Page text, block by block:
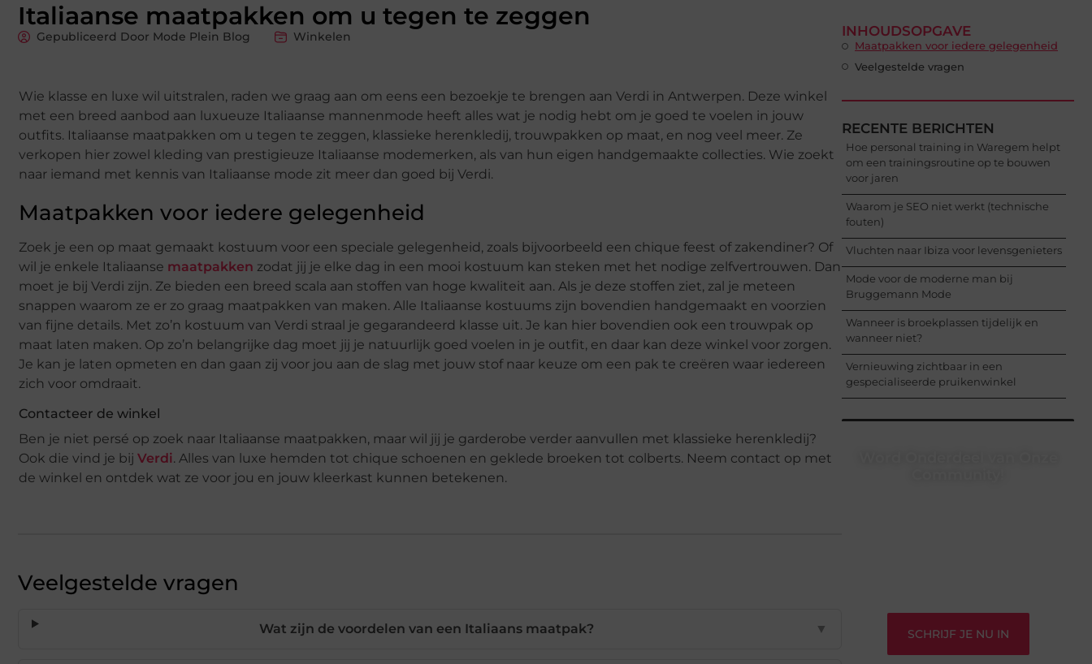
Italiaanse maatpakken om u tegen te zeggen
Gepubliceerd Door Mode Plein Blog Winkelen
Wie klasse en luxe wil uitstralen, raden we graag aan om eens een bezoekje te brengen aan Verdi in Antwerpen. Deze winkel
met een breed aanbod aan luxueuze Italiaanse mannenmode heeft alles wat je nodig hebt om je goed te voelen in jouw
outfits. Italiaanse maatpakken om u tegen te zeggen, klassieke herenkledij, trouwpakken op maat, en nog veel meer. Ze
verkopen hier zowel kleding van prestigieuze Italiaanse modemerken, als van hun eigen handgemaakte collecties. Wie zoekt
naar iemand met kennis van Italiaanse mode zit meer dan goed bij Verdi.
Maatpakken voor iedere gelegenheid
Zoek je een op maat gemaakt kostuum voor een speciale gelegenheid, zoals bijvoorbeeld een chique feest of zakendiner? Of
wil je enkele Italiaanse maatpakken zodat jij je elke dag in een mooi kostuum kan steken met het nodige zelfvertrouwen. Dan
moet je bij Verdi zijn. Ze bieden een breed scala aan stoffen van hoge kwaliteit aan. Als je deze stoffen ziet, zal je meteen
snappen waarom ze er zo graag maatpakken van maken. Alle Italiaanse kostuums zijn bovendien handgemaakt en voorzien
van fijne details. Met zo’n kostuum van Verdi straal je gegarandeerd klasse uit. Je kan hier bovendien ook een trouwpak op
maat laten maken. Op zo’n belangrijke dag moet jij je natuurlijk goed voelen in je outfit, en daar kan deze winkel voor zorgen.
Je kan je laten opmeten en dan gaan zij voor jou aan de slag met jouw stof naar keuze om een pak te creëren waar iedereen
zich voor omdraait.
Contacteer de winkel
Ben je niet persé op zoek naar Italiaanse maatpakken, maar wil jij je garderobe verder aanvullen met klassieke herenkledij?
Ook die vind je bij Verdi. Alles van luxe hemden tot chique schoenen en geklede broeken tot colberts. Neem contact op met
de winkel en ontdek wat ze voor jou en jouw kleerkast kunnen betekenen.
Veelgestelde vragen
Wat zijn de voordelen van een Italiaans maatpak? ▼
INHOUDSOPGAVE
Maatpakken voor iedere gelegenheid
Veelgestelde vragen
RECENTE BERICHTEN
Hoe personal training in Waregem helpt
om een trainingsroutine op te bouwen
voor jaren
Waarom je SEO niet werkt (technische
fouten)
Vluchten naar Ibiza voor levensgenieters
Mode voor de moderne man bij
Bruggemann Mode
Wanneer is broekplassen tijdelijk en
wanneer niet?
Vernieuwing zichtbaar in een
gespecialiseerde pruikenwinkel
SCHRIJF JE NU IN